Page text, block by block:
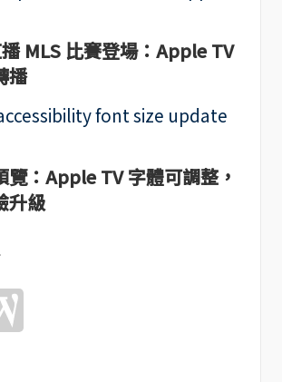
MLS 比賽登場：Apple TV
播
覽：Apple TV 字體可調整，
升級